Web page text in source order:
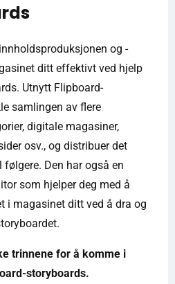
og -
ditt effektivt ved hjelp
Utnytt Flipboard-
samlingen av flere
digitale magasiner,
osv., og distribuer det
Den har også en
som hjelper deg med å
i magasinet ditt ved å dra og
trinnene for å komme i
storyboards.